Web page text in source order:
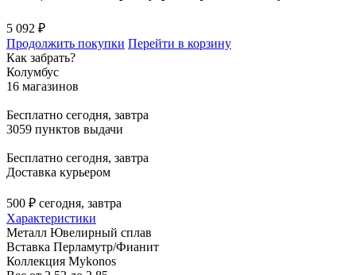
5 092 ₽
Продолжить покупки Перейти в корзину
Как забрать?
Колумбус
16 магазинов
Бесплатно сегодня, завтра
3059 пунктов выдачи
Бесплатно сегодня, завтра
Доставка курьером
500 ₽ сегодня, завтра
Характеристики
Металл Ювелирный сплав
Вставка Перламутр/Фианит
Коллекция Mykonos